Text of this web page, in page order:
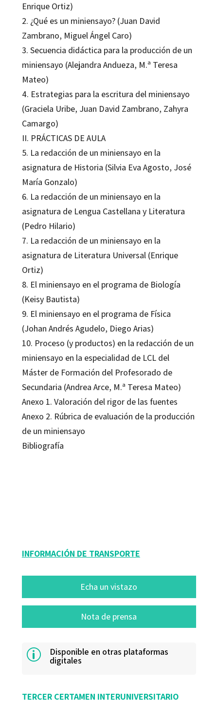
Enrique Ortiz)
2. ¿Qué es un miniensayo? (Juan David
Zambrano, Miguel Ángel Caro)
3. Secuencia didáctica para la producción de un
miniensayo (Alejandra Andueza, M.ª Teresa
Mateo)
4. Estrategias para la escritura del miniensayo
(Graciela Uribe, Juan David Zambrano, Zahyra
Camargo)
II. PRÁCTICAS DE AULA
5. La redacción de un miniensayo en la
asignatura de Historia (Silvia Eva Agosto, José
María Gonzalo)
6. La redacción de un miniensayo en la
asignatura de Lengua Castellana y Literatura
(Pedro Hilario)
7. La redacción de un miniensayo en la
asignatura de Literatura Universal (Enrique
Ortiz)
8. El miniensayo en el programa de Biología
(Keisy Bautista)
9. El miniensayo en el programa de Física
(Johan Andrés Agudelo, Diego Arias)
10. Proceso (y productos) en la redacción de un
miniensayo en la especialidad de LCL del
Máster de Formación del Profesorado de
Secundaria (Andrea Arce, M.ª Teresa Mateo)
Anexo 1. Valoración del rigor de las fuentes
Anexo 2. Rúbrica de evaluación de la producción
de un miniensayo
Bibliografía
INFORMACIÓN DE TRANSPORTE
Echa un vistazo
Nota de prensa
p Disponible en otras plataformas
digitales
TERCER CERTAMEN INTERUNIVERSITARIO